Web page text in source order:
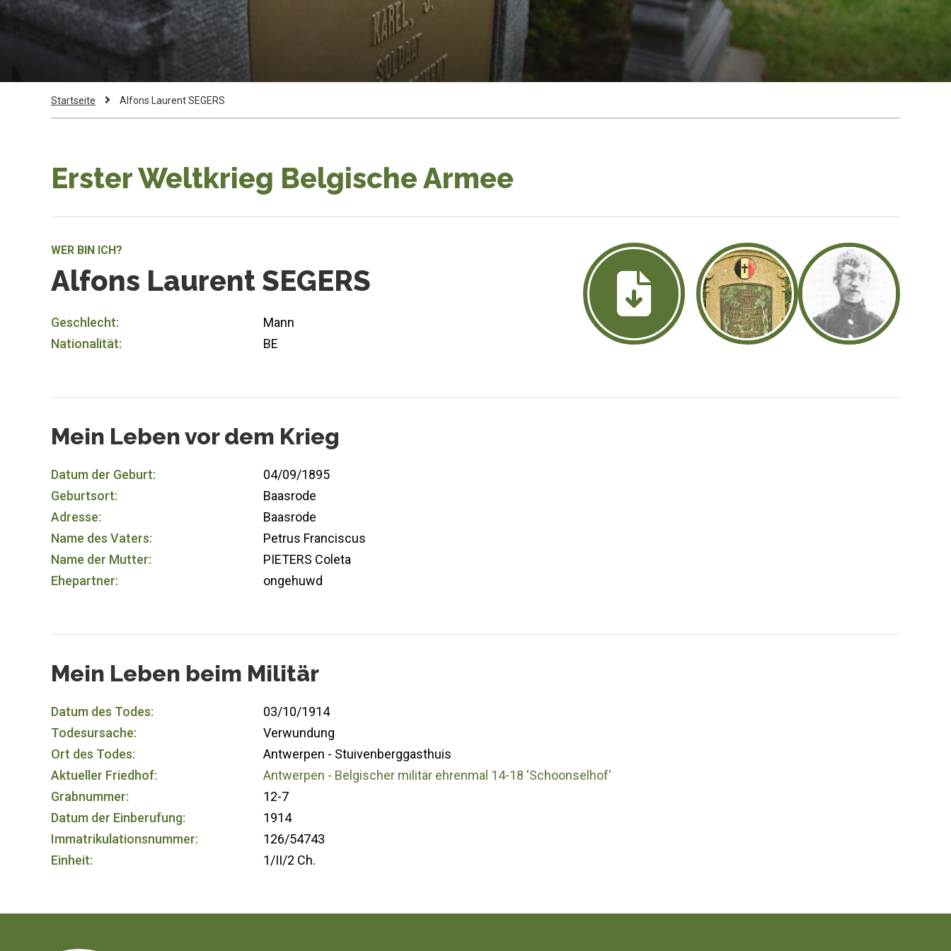
Pfadnavigation
Startseite
Current
Alfons Laurent SEGERS
Erster Weltkrieg Belgische Armee
WER BIN ICH?
Alfons Laurent SEGERS
Geschlecht:
Mann
Nationalität:
BE
Mein Leben vor dem Krieg
Datum der Geburt:
04/09/1895
Geburtsort:
Baasrode
Adresse:
Baasrode
Name des Vaters:
Petrus Franciscus
Name der Mutter:
PIETERS Coleta
Ehepartner:
ongehuwd
Mein Leben beim Militär
Datum des Todes:
03/10/1914
Todesursache:
Verwundung
Ort des Todes:
Antwerpen - Stuivenberggasthuis
Aktueller Friedhof:
Antwerpen - Belgischer militär ehrenmal 14-18 'Schoonselhof'
Grabnummer:
12-7
Datum der Einberufung:
1914
Immatrikulationsnummer:
126/54743
Einheit:
1/II/2 Ch.